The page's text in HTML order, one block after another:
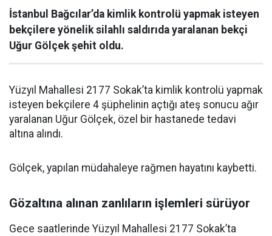
İstanbul Bağcılar’da kimlik kontrolü yapmak isteyen
bekçilere yönelik silahlı saldırıda yaralanan bekçi
Uğur Gölçek şehit oldu.
Yüzyıl Mahallesi 2177 Sokak’ta kimlik kontrolü yapmak
isteyen bekçilere 4 şüphelinin açtığı ateş sonucu ağır
yaralanan Uğur Gölçek, özel bir hastanede tedavi
altına alındı.
Gölçek, yapılan müdahaleye rağmen hayatını kaybetti.
Gözaltına alınan zanlıların işlemleri sürüyor
Gece saatlerinde Yüzyıl Mahallesi 2177 Sokak’ta